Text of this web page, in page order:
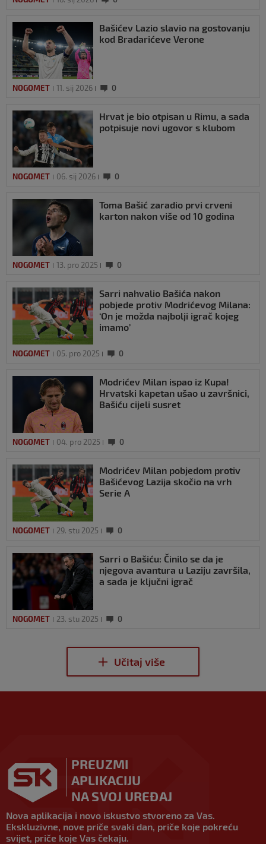
Bašićev Lazio slavio na gostovanju
kod Bradarićeve Verone
NOGOMET 11. sij 2026 0
Hrvat je bio otpisan u Rimu, a sada
potpisuje novi ugovor s klubom
NOGOMET 06. sij 2026 0
Toma Bašić zaradio prvi crveni
karton nakon više od 10 godina
NOGOMET 13. pro 2025 0
Sarri nahvalio Bašića nakon
pobjede protiv Modrićevog Milana:
‘On je možda najbolji igrač kojeg
imamo’
NOGOMET 05. pro 2025 0
Modrićev Milan ispao iz Kupa!
Hrvatski kapetan ušao u završnici,
Bašiću cijeli susret
NOGOMET 04. pro 2025 0
Modrićev Milan pobjedom protiv
Bašićevog Lazija skočio na vrh
Serie A
NOGOMET 29. stu 2025 0
Sarri o Bašiću: Činilo se da je
njegova avantura u Laziju završila,
a sada je ključni igrač
NOGOMET 23. stu 2025 0
PREUZMI
APLIKACIJU
NA SVOJ UREĐAJ
Nova aplikacija i novo iskustvo stvoreno za Vas.
Ekskluzivne, nove priče svaki dan, priče koje pokreću
svijet, priče koje Vas čekaju.